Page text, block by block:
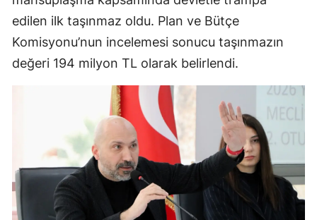
edilen ilk taşınmaz oldu. Plan ve Bütçe
Komisyonu’nun incelemesi sonucu taşınmazın
değeri 194 milyon TL olarak belirlendi.